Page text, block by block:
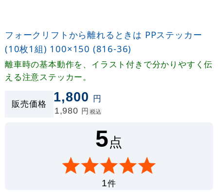
フォークリフトから離れるときは PPステッカー
(10枚1組) 100×150 (816-36)
離車時の基本動作を、イラスト付きで分かりやすく伝
える注意ステッカー。
販売価格 1,800 円
1,980 円 税込
5点
1件